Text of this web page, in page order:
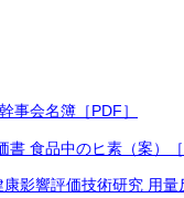
事会名簿［PDF］
書 食品中のヒ素（案）
影響評価技術研究 用